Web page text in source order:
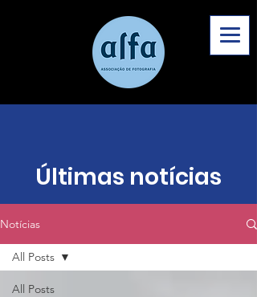
Últimas notícias
Notícias
All Posts
All Posts